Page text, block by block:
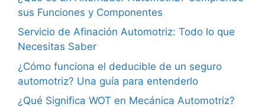
sus Funciones y Componentes
Servicio de Afinación Automotriz: Todo lo que
Necesitas Saber
¿Cómo funciona el deducible de un seguro
automotriz? Una guía para entenderlo
¿Qué Significa WOT en Mecánica Automotriz?